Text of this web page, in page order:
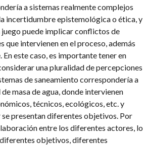
a sistemas realmente complejos
incertidumbre epistemológica o ética, y
juego puede implicar conflictos de
que intervienen en el proceso, además
este caso, es importante tener en
una pluralidad de percepciones
de saneamiento correspondería a
masa de agua, donde intervienen
técnicos, ecológicos, etc. y
presentan diferentes objetivos. Por
entre los diferentes actores, lo
objetivos, diferentes